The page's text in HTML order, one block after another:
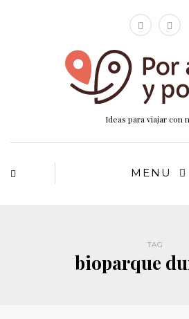
Ideas para viajar con
MENU
TAG
bioparque